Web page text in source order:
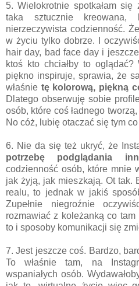
5. Wielokrotnie spotkałam
taka sztucznie kreowana,
nierzeczywista codzienność.
w życiu tylko dobrze. I
hair day, bad face day i
ktoś kto chciałby to
piękno inspiruje, sprawia, że
właśnie tę kolorową, piękną
Dlatego obserwuję sobie
osób, które coś ładnego
No cóż, lubię otaczać się tym co
6. Nie da się też ukryć, że
potrzebę podglądania
codzienność osób, które mnie
jak żyją, jak mieszkają. Ot tak.
realu, to jednak w jakiś
Zupełnie niegroźnie
rozmawiać z koleżanką co
to i sposoby komunikacji się
7. Jest jeszcze coś. Bardzo,
To właśnie tam, na
wspaniałych osób.